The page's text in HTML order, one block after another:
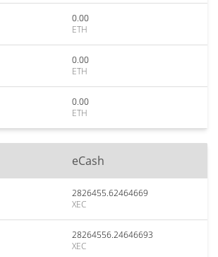
0.00
ETH
0.00
ETH
0.00
ETH
eCash
2826455.62464669
XEC
28264556.24646693
XEC